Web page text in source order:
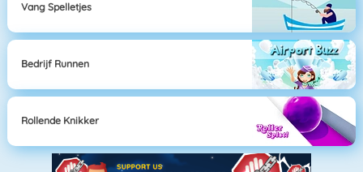
Vang Spelletjes
Bedrijf Runnen
Rollende Knikker